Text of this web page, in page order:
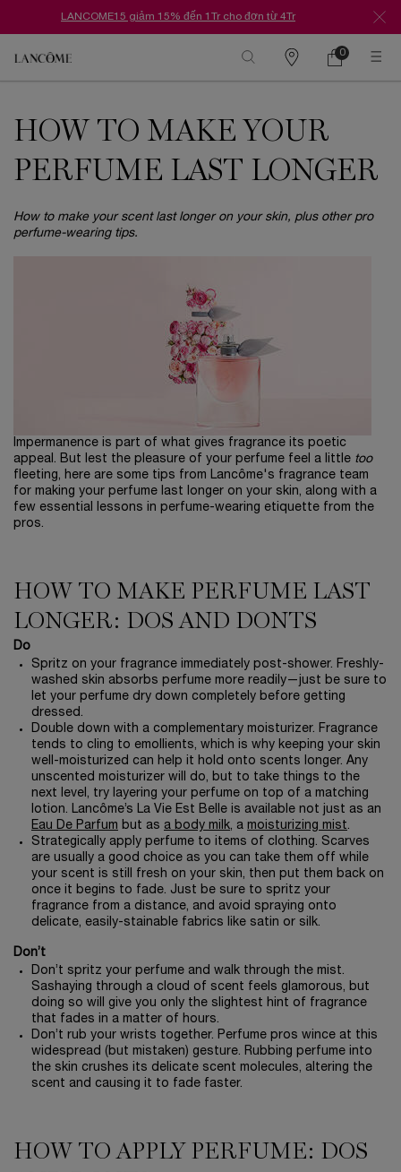
LANCOME15 giảm 15% đến 1Tr cho đơn từ 4Tr
Danh
Giỏ
0
0 Sản phẩm
HOW TO MAKE YOUR
PERFUME LAST LONGER
How to make your scent last longer on your skin, plus other pro
perfume-wearing tips.
Impermanence is part of what gives fragrance its poetic
appeal. But lest the pleasure of your perfume feel a little too
fleeting, here are some tips from Lancôme's fragrance team
for making your perfume last longer on your skin, along with a
few essential lessons in perfume-wearing etiquette from the
pros.
HOW TO MAKE PERFUME LAST
LONGER: DOS AND DONTS
Do
Spritz on your fragrance immediately post-shower. Freshly-
washed skin absorbs perfume more readily—just be sure to
let your perfume dry down completely before getting
dressed.
Double down with a complementary moisturizer. Fragrance
tends to cling to emollients, which is why keeping your skin
well-moisturized can help it hold onto scents longer. Any
unscented moisturizer will do, but to take things to the
next level, try layering your perfume on top of a matching
lotion. Lancôme’s La Vie Est Belle is available not just as an
Eau De Parfum but as a body milk, a moisturizing mist.
Strategically apply perfume to items of clothing. Scarves
are usually a good choice as you can take them off while
your scent is still fresh on your skin, then put them back on
once it begins to fade. Just be sure to spritz your
fragrance from a distance, and avoid spraying onto
delicate, easily-stainable fabrics like satin or silk.
Don’t
Don’t spritz your perfume and walk through the mist.
Sashaying through a cloud of scent feels glamorous, but
doing so will give you only the slightest hint of fragrance
that fades in a matter of hours.
Don’t rub your wrists together. Perfume pros wince at this
widespread (but mistaken) gesture. Rubbing perfume into
the skin crushes its delicate scent molecules, altering the
scent and causing it to fade faster.
HOW TO APPLY PERFUME: DOS